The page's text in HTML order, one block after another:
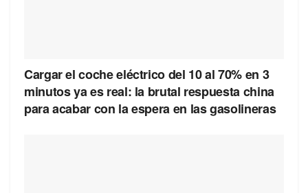
Cargar el coche eléctrico del 10 al 70% en 3
minutos ya es real: la brutal respuesta china
para acabar con la espera en las gasolineras